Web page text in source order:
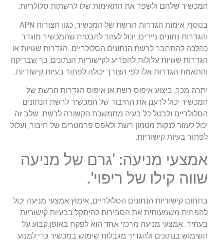
המכשיר שלהם ולשפר את התאימות שלו לרשתות סלולריות.
בנוסף, אימות הגדרות הרשת של המכשיר, כגון תצורות APN
והגדרות נתונים ניידים, יכול לעזור להבטיח שהמכשיר מוגדר
כהלכה להתחבר לרשת הנתונים הסלולריים. הגדרות שגויות או
הגדרות שגויות עלולות להפריע לקישוריות הנתונים, כך שבדיקה
והתאמת הגדרות אלו לפי הצורך יכולה לפתור בעיות קישוריות.
יתרה מכך, ביצוע איפוס רשת או איפוס הגדרות הרשת של
המכשיר יכול לרענן את החיבור של המכשיר לרשת הנתונים
הסלולריים ולבטל כל בעיה מתמשכת הקשורה לרשת. שלב זה
יכול לעזור לנקות מטמון רשת ולאפס פרמטרים של חיבור, ועלול
לפתור בעיות קישוריות.
אמצעי מניעה: 'גרם של מניעה
שווה קילו של ריפוי'.
בתחום קישוריות הנתונים הסלולריים, אימוץ אמצעי מניעה יכול
להפחית משמעותית את הסבירות להיתקל בבעיות קישוריות
בעתיד. אמצעי מניעה מרכזי אחד הוא לפקח באופן קבוע על
השימוש בנתונים ולהגדיר מגבלות שימוש במכשיר כדי למנוע